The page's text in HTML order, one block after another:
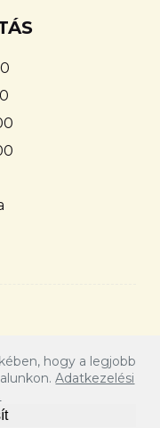
hogy a legjobb
Adatkezelési
LTD.